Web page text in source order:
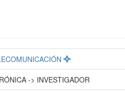
-> INVESTIGADOR